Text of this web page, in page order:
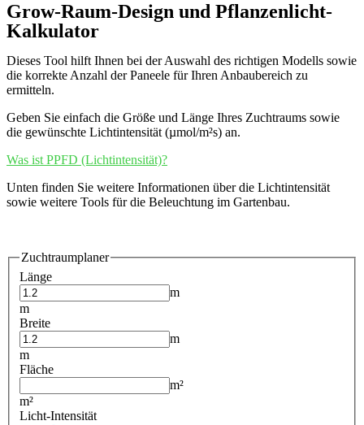
Grow-Raum-Design und Pflanzenlicht-
Kalkulator
Dieses Tool hilft Ihnen bei der Auswahl des richtigen Modells sowie
die korrekte Anzahl der Paneele für Ihren Anbaubereich zu
ermitteln.
Geben Sie einfach die Größe und Länge Ihres Zuchtraums sowie
die gewünschte Lichtintensität (µmol/m²s) an.
Was ist PPFD (Lichtintensität)?
Unten finden Sie weitere Informationen über die Lichtintensität
sowie weitere Tools für die Beleuchtung im Gartenbau.
Zuchtraumplaner
Länge
m
m
Breite
m
m
Fläche
m²
m²
Licht-Intensität